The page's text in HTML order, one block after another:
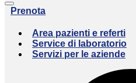
Prenota
Area pazienti e referti
Service di laboratorio
Servizi per le aziende